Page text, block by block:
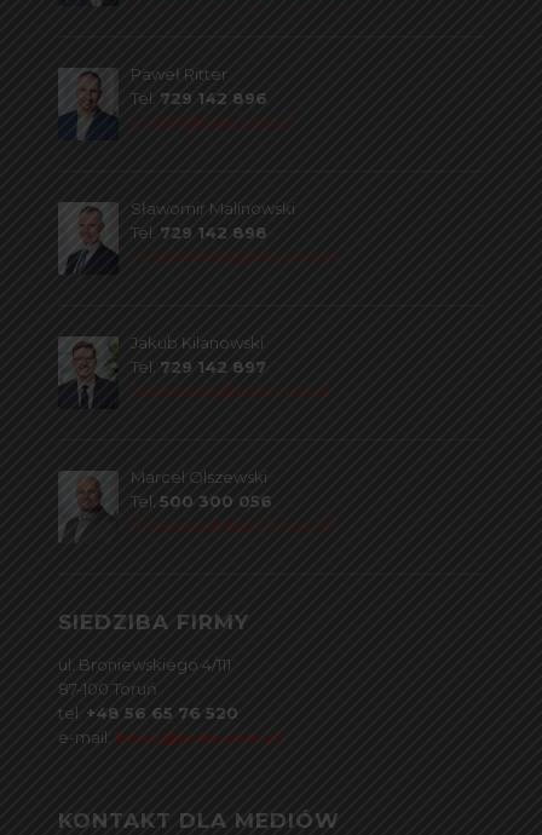
SIEDZIBA FIRMY
ul. Broniewskiego 4/111
87-100 Toruń
tel. +48 56 65 76 520
e-mail: biuro@pres.com.pl
KONTAKT DLA MEDIÓW
Paweł Ritter
Tel. 729 142 896
p.ritter@pres.com.pl
Sławomir Malinowski
Tel. 729 142 898
s.malinowski@pres.com.pl
Jakub Kilanowski
Tel. 729 142 897
j.kilanowski@pres.com.pl
Marcel Olszewski
Tel. 500 300 056
m.olszewski@pres.com.pl